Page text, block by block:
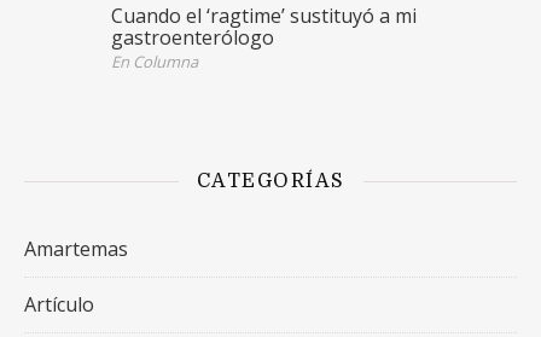
Cuando el ‘ragtime’ sustituyó a mi
gastroenterólogo
En Columna
CATEGORÍAS
Amartemas
Artículo